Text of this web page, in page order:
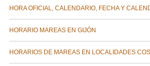
HORA OFICIAL, CALENDARIO, FECHA Y
HORARIO MAREAS EN GIJÓN
HORARIOS DE MAREAS EN LOCALIDADES